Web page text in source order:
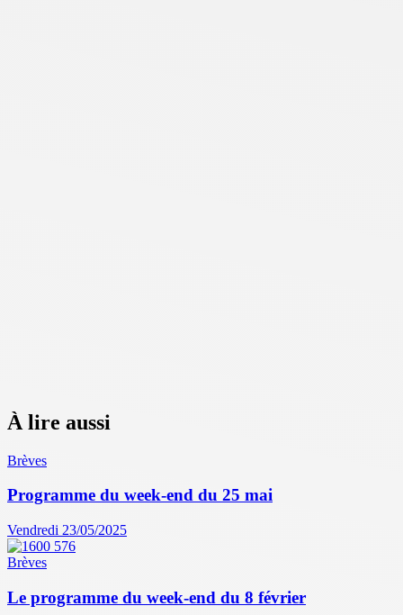
À lire aussi
Brèves
Programme du week-end du 25 mai
Vendredi 23/05/2025
Brèves
Le programme du week-end du 8 février